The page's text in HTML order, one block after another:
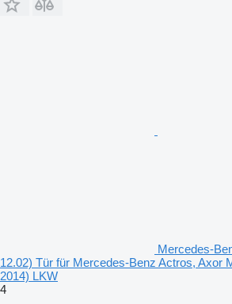
Mercedes-
12.02) Tür für Mercedes-Benz Actros, Axor
2014) LKW
4